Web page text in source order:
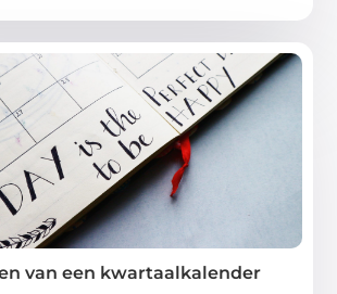
van een kwartaalkalender